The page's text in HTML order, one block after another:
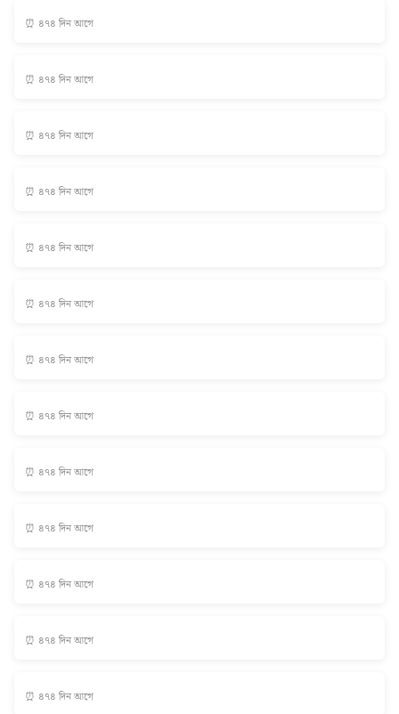
⏰ ৪৭৪ দিন আগে
⏰ ৪৭৪ দিন আগে
⏰ ৪৭৪ দিন আগে
⏰ ৪৭৪ দিন আগে
⏰ ৪৭৪ দিন আগে
⏰ ৪৭৪ দিন আগে
⏰ ৪৭৪ দিন আগে
⏰ ৪৭৪ দিন আগে
⏰ ৪৭৪ দিন আগে
⏰ ৪৭৪ দিন আগে
⏰ ৪৭৪ দিন আগে
⏰ ৪৭৪ দিন আগে
⏰ ৪৭৪ দিন আগে